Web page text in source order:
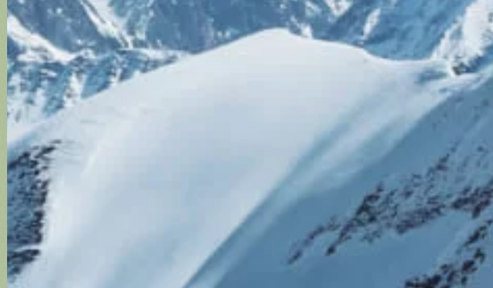
L’agence
Expertise
Projets
Actus
Prénom *
Nom *
E-mail *